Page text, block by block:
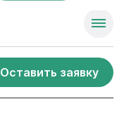
Оставить заявку